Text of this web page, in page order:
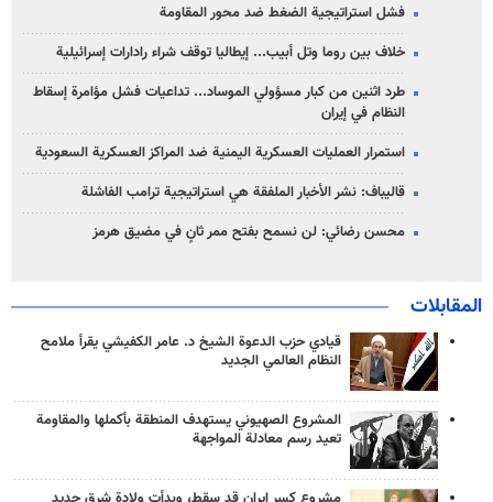
فشل استراتيجية الضغط ضد محور المقاومة
خلاف بين روما وتل أبيب... إيطاليا توقف شراء رادارات إسرائيلية
طرد اثنين من كبار مسؤولي الموساد... تداعيات فشل مؤامرة إسقاط
النظام في إيران
استمرار العمليات العسكرية اليمنية ضد المراكز العسكرية السعودية
قاليباف: نشر الأخبار الملفقة هي استراتيجية ترامب الفاشلة
محسن رضائي: لن نسمح بفتح ممر ثانٍ في مضيق هرمز
المقابلات
قيادي حزب الدعوة الشيخ د. عامر الكفيشي يقرأ ملامح
النظام العالمي الجديد
المشروع الصهيوني يستهدف المنطقة بأكملها والمقاومة
تعيد رسم معادلة المواجهة